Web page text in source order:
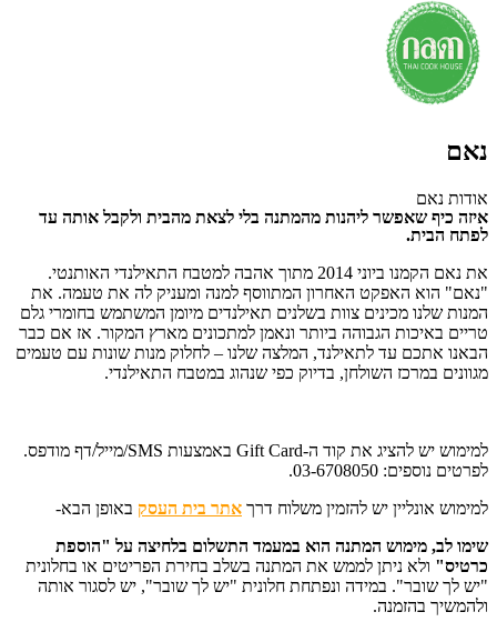
נאם
אודות נאם
איזה כיף שאפשר ליהנות מהמתנה בלי לצאת מהבית ולקבל אותה עד
לפתח הבית.
את נאם הקמנו ביוני 2014 מתוך אהבה למטבח התאילנדי האותנטי.
"נאם" הוא האפקט האחרון המתווסף למנה ומעניק לה את טעמה. את
המנות שלנו מכינים צוות בשלנים תאילנדים מיומן המשתמש בחומרי גלם
טריים באיכות הגבוהה ביותר ונאמן למתכונים מארץ המקור. אז אם כבר
הבאנו אתכם עד לתאילנד, המלצה שלנו – לחלוק מנות שונות עם טעמים
מגוונים במרכז השולחן, בדיוק כפי שנהוג במטבח התאילנדי.
למימוש יש להציג את קוד ה-Gift Card באמצעות SMS/מייל/דף מודפס.
לפרטים נוספים: 03-6708050.
למימוש אונליין יש להזמין משלוח דרך אתר בית העסק באופן הבא-
שימו לב, מימוש המתנה הוא במעמד התשלום בלחיצה על "הוספת
כרטיס" ולא ניתן לממש את המתנה בשלב בחירת הפריטים או בחלונית
"יש לך שובר". במידה ונפתחת חלונית "יש לך שובר", יש לסגור אותה
ולהמשיך בהזמנה.